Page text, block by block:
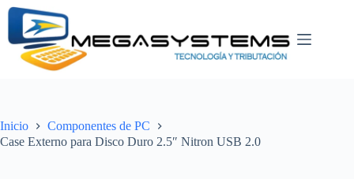
Saltar
contenido
Inicio
Componentes de PC
Case Externo para Disco Duro 2.5″ Nitron USB 2.0